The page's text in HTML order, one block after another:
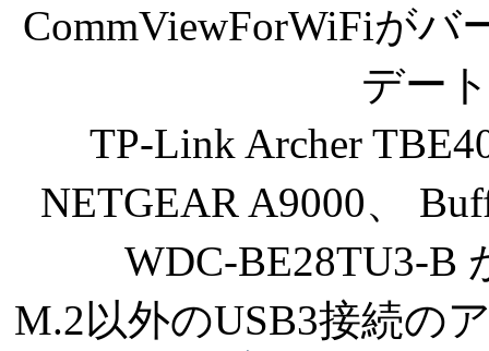
CommViewForWiFiがバ
デー
TP-Link Archer
NETGEAR A9000、
WDC-BE28TU3-B
M.2以外のUSB3接続の